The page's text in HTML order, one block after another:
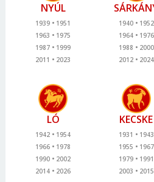
NYÚL
1939
1951
1963
1975
1987
1999
2011
2023
1940
1952
1964
1976
1988
2000
2012
2024
LÓ
1942
1954
1966
1978
1990
2002
2014
2026
KECSKE
1931
1943
1955
1967
1979
1991
2003
2015